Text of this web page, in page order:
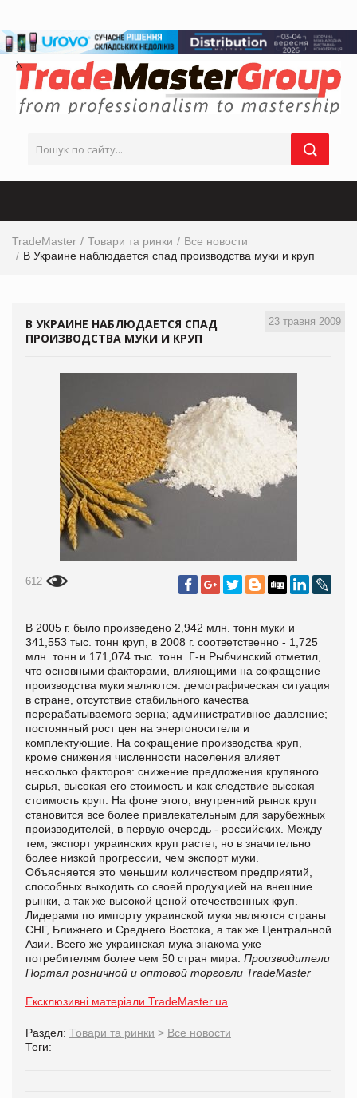
TradeMaster Товари та ринки
Все новости
В Украине наблюдается спад производства муки и круп
23 травня 2009
В УКРАИНЕ НАБЛЮДАЕТСЯ СПАД
ПРОИЗВОДСТВА МУКИ И КРУП
612
В 2005 г. было произведено 2,942 млн. тонн муки и
341,553 тыс. тонн круп, в 2008 г. соответственно - 1,725
млн. тонн и 171,074 тыс. тонн. Г-н Рыбчинский отметил,
что основными факторами, влияющими на сокращение
производства муки являются: демографическая ситуация
в стране, отсутствие стабильного качества
перерабатываемого зерна; административное давление;
постоянный рост цен на энергоносители и
комплектующие. На сокращение производства круп,
кроме снижения численности населения влияет
несколько факторов: снижение предложения крупяного
сырья, высокая его стоимость и как следствие высокая
стоимость круп. На фоне этого, внутренний рынок круп
становится все более привлекательным для зарубежных
производителей, в первую очередь - российских. Между
тем, экспорт украинских круп растет, но в значительно
более низкой прогрессии, чем экспорт муки.
Объясняется это меньшим количеством предприятий,
способных выходить со своей продукцией на внешние
рынки, а так же высокой ценой отечественных круп.
Лидерами по импорту украинской муки являются страны
СНГ, Ближнего и Среднего Востока, а так же Центральной
Азии. Всего же украинская мука знакома уже
потребителям более чем 50 стран мира. Производители
Портал розничной и оптовой торговли TradeMaster
Ексклюзивні матеріали TradeMaster.ua
Раздел: Товари та ринки > Все новости
Теги: